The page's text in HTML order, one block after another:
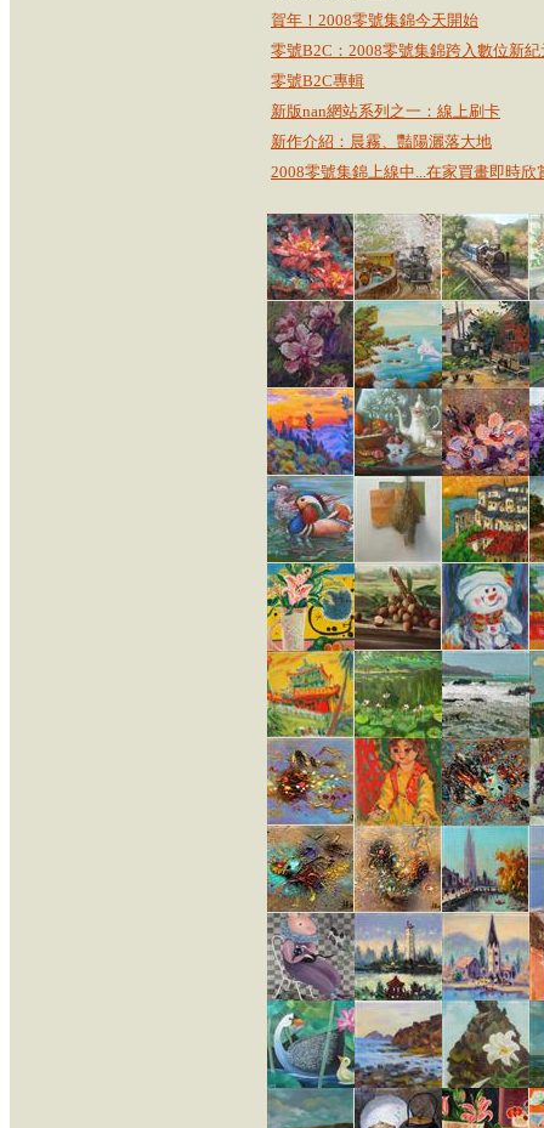
賀年！2008零號集錦今天開始
零號B2C：2008零號集錦跨入數位新紀
零號B2C專輯
新版nan網站系列之一：線上刷卡
新作介紹：晨霧、豔陽灑落大地
2008零號集錦上線中...在家買畫即時欣